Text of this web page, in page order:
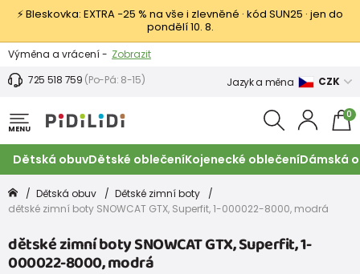
⚡ Bleskovka: EXTRA −25 % na vše i zlevněné · kód SUN25 · jen do
pondělí 10. 8.
Výměna a vrácení - Zobrazit
Sleva 100 Kč na první nákup -
725 518 759 (Po-Pá: 8-15) Jazyk a měna CZK
MENU
0
Dětská obuvDětské oblečeníKojenecké oblečeníDámská
Dětská obuv
Dětské zimní boty
dětské zimní boty SNOWCAT GTX, Superfit, 1-000022-8000, modrá
dětské zimní boty SNOWCAT GTX, Superfit, 1-
000022-8000, modrá